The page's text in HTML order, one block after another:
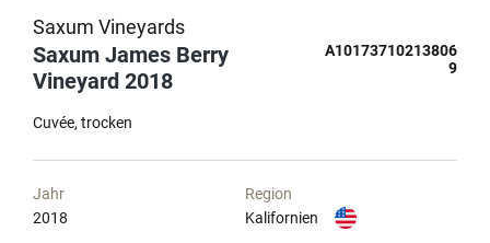
Saxum Vineyards
Saxum James Berry
Vineyard 2018
A10173710213806
9
Cuvée trocken
Jahr
2018
Region
Kalifornien